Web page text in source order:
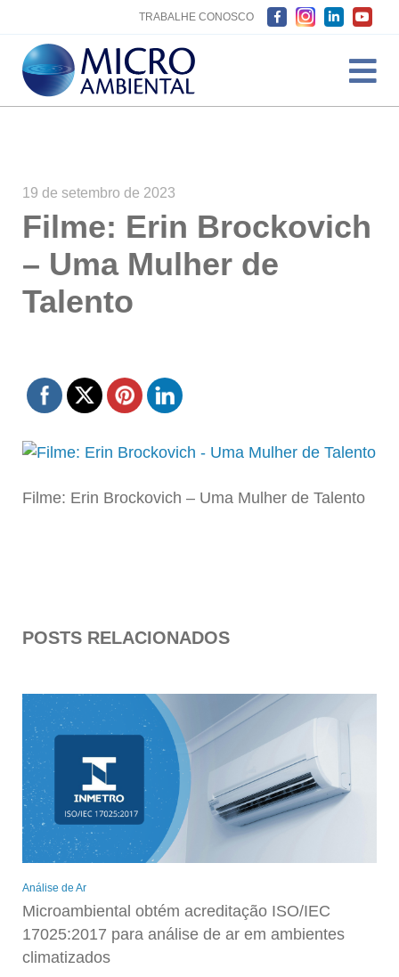
TRABALHE CONOSCO
19 de setembro de 2023
Filme: Erin Brockovich
– Uma Mulher de
Talento
Filme: Erin Brockovich – Uma Mulher de Talento
POSTS RELACIONADOS
Análise de Ar
Microambiental obtém acreditação ISO/IEC
17025:2017 para análise de ar em ambientes
climatizados